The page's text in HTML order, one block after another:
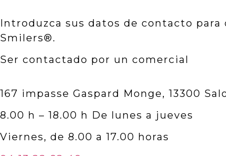
Introduzca sus datos de contacto
Smilers®.
Ser contactado por un comercial
167 impasse Gaspard Monge, 13300
8.00 h – 18.00 h De lunes a jueves
Viernes, de 8.00 a 17.00 horas